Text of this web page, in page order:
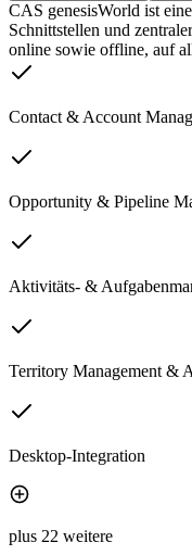
CAS genesisWorld ist
Schnittstellen und
online sowie offline, auf
Contact & Account
Opportunity & Pipeline
Aktivitäts- &
Territory Management &
Desktop-Integration
plus 22 weitere